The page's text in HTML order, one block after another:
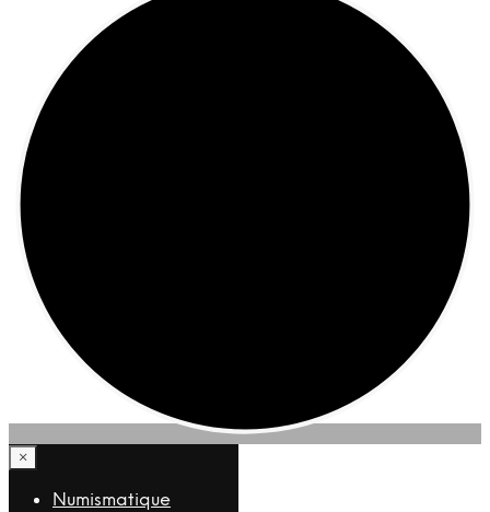
×
Numismatique